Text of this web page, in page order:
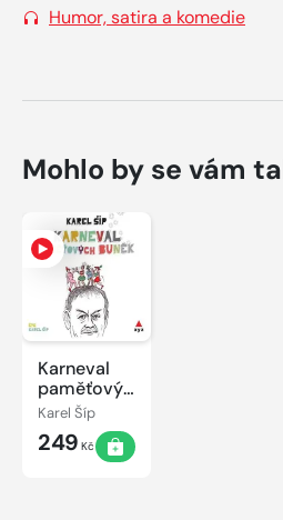
Humor, satira a komedie
Mohlo by se vám
Karneval
paměťových
buněk
Karel Šíp
249 Kč